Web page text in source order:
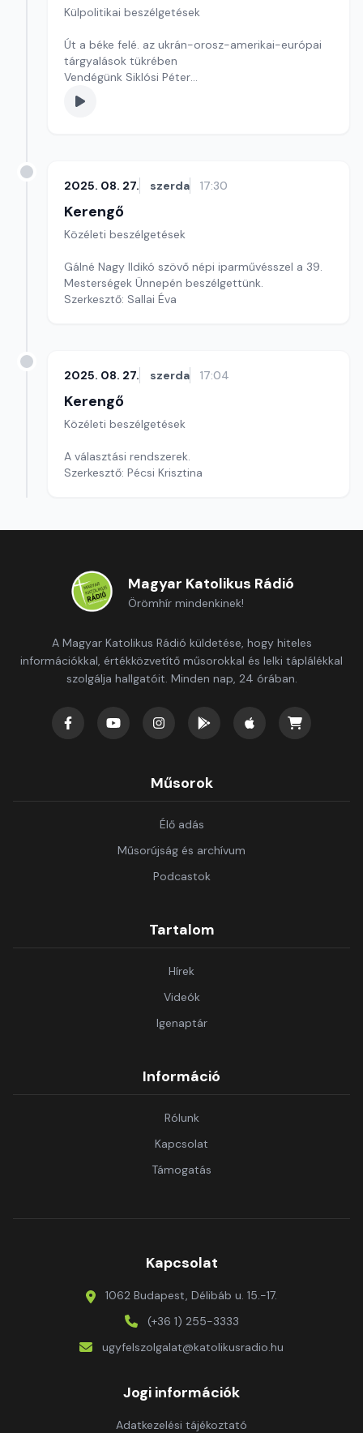
Külpolitikai beszélgetések
Út a béke felé. az ukrán-orosz-amerikai-európai
tárgyalások tükrében
Vendégünk Siklósi Péter
Szerkesztő: Pozsgai Nóra
2025. 08. 27. szerda 17:30
Kerengő
Közéleti beszélgetések
Gálné Nagy Ildikó szövő népi iparművésszel a 39.
Mesterségek Ünnepén beszélgettünk.
Szerkesztő: Sallai Éva
2025. 08. 27. szerda 17:04
Kerengő
Közéleti beszélgetések
A választási rendszerek.
Szerkesztő: Pécsi Krisztina
Magyar Katolikus Rádió
Örömhír mindenkinek!
A Magyar Katolikus Rádió küldetése, hogy hiteles
információkkal, értékközvetítő műsorokkal és lelki táplálékkal
szolgálja hallgatóit. Minden nap, 24 órában.
Műsorok
Élő adás
Műsorújság és archívum
Podcastok
Tartalom
Hírek
Videók
Igenaptár
Információ
Rólunk
Kapcsolat
Támogatás
Kapcsolat
1062 Budapest, Délibáb u. 15.-17.
(+36 1) 255-3333
ugyfelszolgalat@katolikusradio.hu
Jogi információk
Adatkezelési tájékoztató